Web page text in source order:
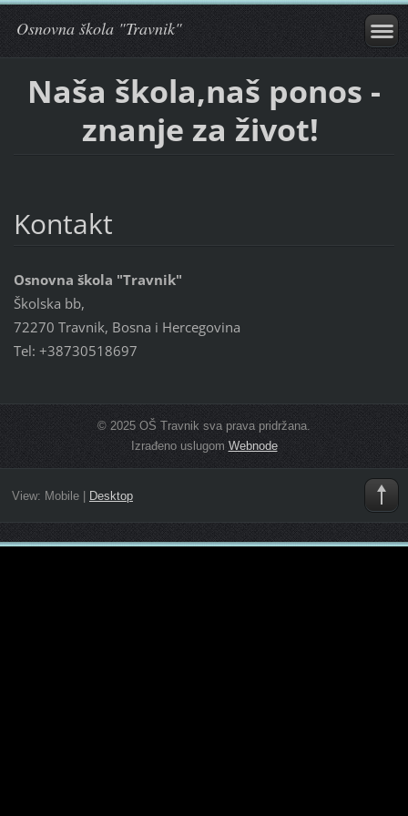
Osnovna škola "Travnik"
Naša škola,naš ponos -
znanje za život!
Kontakt
Osnovna škola "Travnik"
Školska bb,
72270 Travnik, Bosna i Hercegovina
Tel: +38730518697
© 2025 OŠ Travnik sva prava pridržana.
Izrađeno uslugom Webnode
View: Mobile| Desktop